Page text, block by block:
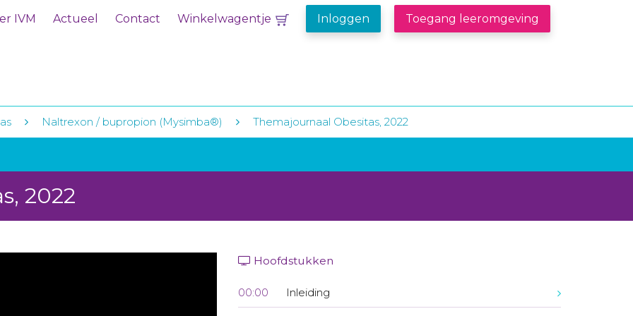
IVM Actueel Contact Winkelwagentje Inloggen Toegang leeromgeving
Naltrexon / bupropion (Mysimba®) Themajournaal Obesitas, 2022
2022
Hoofdstukken
00:00 Inleiding